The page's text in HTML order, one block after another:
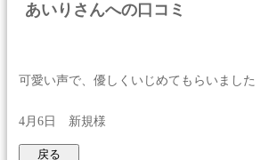
あいりさんへの口コミ
可愛い声で、優しくいじめてもらいました
4月6日 新規様